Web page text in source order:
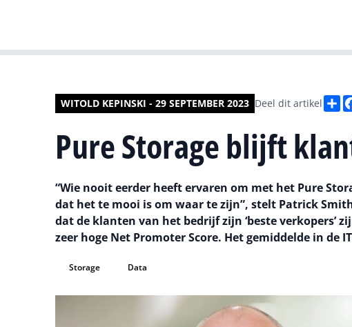
WITOLD KEPINSKI - 29 SEPTEMBER 2023 Deel dit artikel
Pure Storage blijft
“Wie nooit eerder heeft ervaren om met het Pure
dat het te mooi is om waar te zijn”, stelt Patrick
dat de klanten van het bedrijf zijn ‘beste verkopers’
zeer hoge Net Promoter Score. Het gemiddelde in de
Storage Data